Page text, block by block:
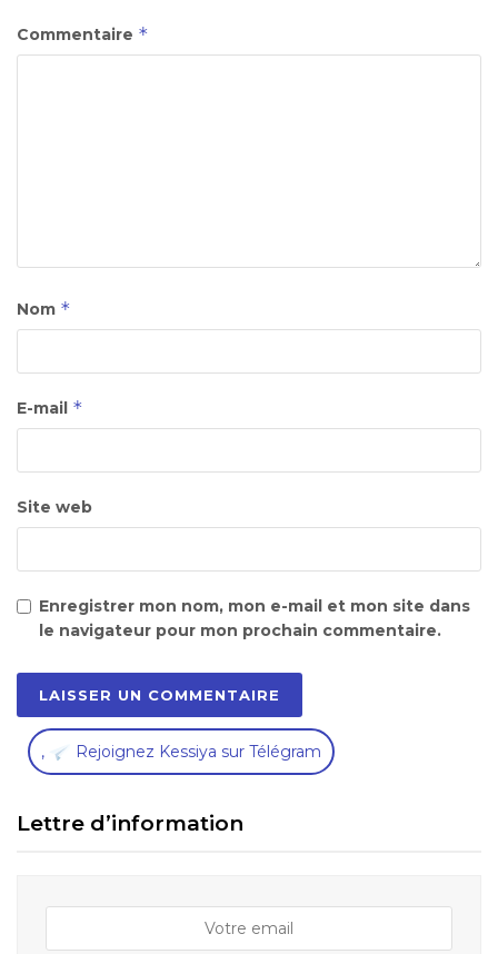
Commentaire *
Nom *
E-mail *
Site web
Enregistrer mon nom, mon e-mail et mon site dans
le navigateur pour mon prochain commentaire.
, Rejoignez Kessiya sur Télégram
Lettre d’information